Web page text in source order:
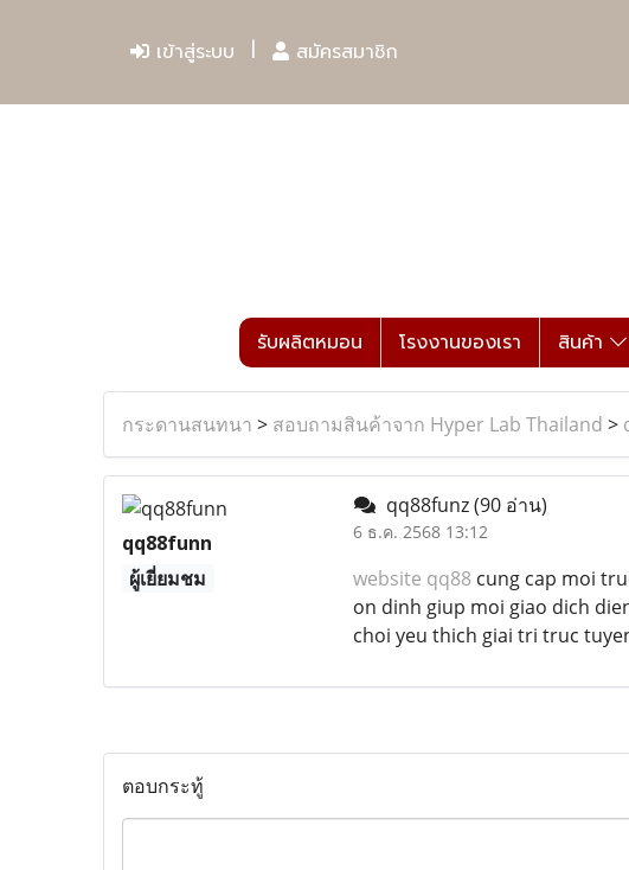
เข้าสู่ระบบ สมัครสมาชิก
รับผลิตหมอน โรงงานของเรา สินค้า
กระดานสนทนา > สอบถามสินค้าจาก Hyper Lab Thailand >
qq88funn
ผู้เยี่ยมชม
qq88funz(90 อ่าน)
6 ธ.ค. 2568 13:12
website qq88cung cap moi
on dinh giup moi giao dich
choi yeu thich giai tri truc
ตอบกระทู้